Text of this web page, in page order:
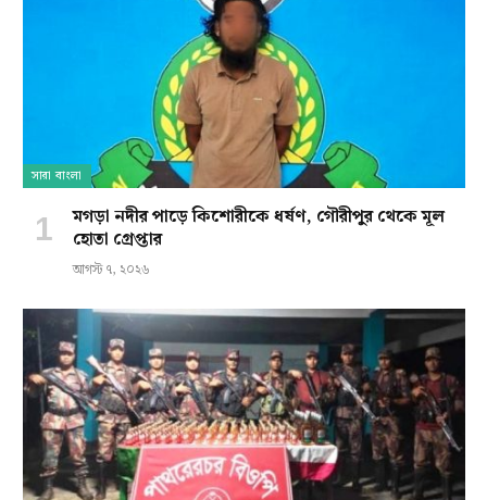
সারা বাংলা
মগড়া নদীর পাড়ে কিশোরীকে ধর্ষণ, গৌরীপুর থেকে মূল
হোতা গ্রেপ্তার
আগস্ট ৭, ২০২৬